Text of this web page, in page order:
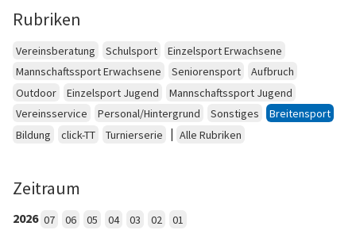
Rubriken
Vereinsberatung Schulsport
Einzelsport Erwachsene
Mannschaftssport Erwachsene
Seniorensport
Aufbruch
Outdoor
Einzelsport Jugend
Mannschaftssport Jugend
Vereinsservice
Personal/Hintergrund Sonstiges
Breitensport
Bildung
click-TT Turnierserie | Alle Rubriken
Zeitraum
2026 07 06 05 04 03 02 01